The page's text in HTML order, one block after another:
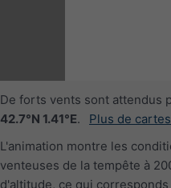
De forts vents sont attendus
42.7°N 1.41°E.
Plus de
L'animation montre les
venteuses de la tempête à
d'altitude, ce qui